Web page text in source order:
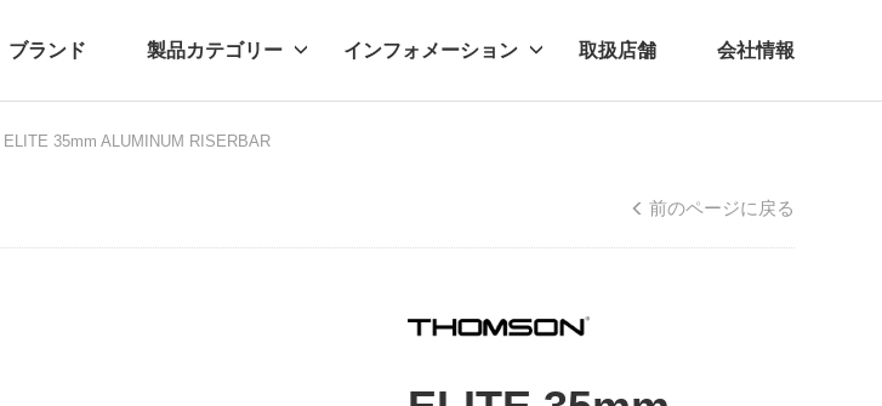
ブランド 製品カテゴリー
アクセサリー
インフォメーション
リース ブログ
取扱店舗 会社情報
ELITE 35mm ALUMINUM RISERBAR
前のページに戻る